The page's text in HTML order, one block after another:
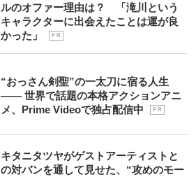
ルのオファー理由は？ 「滝川という
キャラクターに出会えたことは運が良
かった」
P R
“おっさん剣聖”の一太刀に宿る人生
―― 世界で話題の本格アクションアニ
メ、Prime Videoで独占配信中
P R
キタニタツヤがゲストアーティストと
の対バンを通して見せた、“攻めのモー